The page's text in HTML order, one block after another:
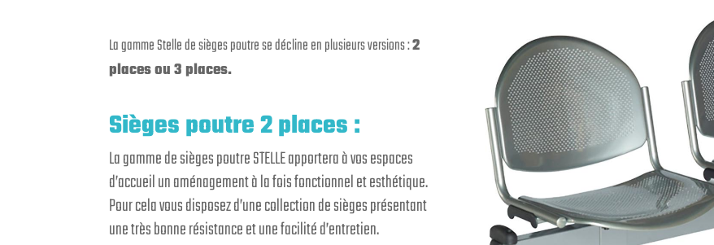
La gamme Stelle de sièges poutre se décline en plusieurs versions :2
places ou 3 places.
Sièges poutre 2 places :
La gamme de sièges poutre STELLE apportera à vos espaces
d’accueil un aménagement à la fois fonctionnel et esthétique.
Pour cela vous disposez d’une collection de sièges présentant
une très bonne résistance et une facilité d’entretien.